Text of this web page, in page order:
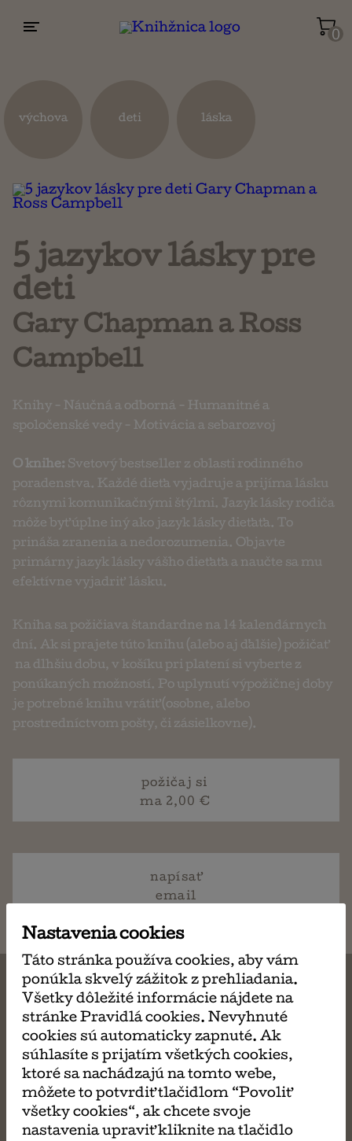
0
Náboženstvo a ezoterika
výchova deti láska
5 jazykov lásky pre
deti
Gary Chapman a Ross
Campbell
Knihy - Náučná a odborná - Humanitné a
spoločenské vedy - Motivácia a sebarozvoj
O knihe: Svetový bestseller z oblasti rodinného
poradenstva. Každé dieťa vyjadruje a prijíma lásku
rôznymi komunikačnými štýlmi. Jazyk lásky rodiča
môže byť úplne iný ako jazyk lásky dieťaťa. To
prináša zranenia a nedorozumenia. Objavte
primárny jazyk lásky vášho dieťaťa a naučte sa mu
efektívne vyjadriť lásku.
Kniha sa požičiava štandardne na 14 kalendárnych
dní. Ak si prajete túto knihu (alebo aj ďalšie) požičať
na dlhšiu dobu, v košíku pri platení si vyberte z
ponúkaných možností. Po uplynutí výpožičnej doby
je potrebné knihu vrátiť (osobne, alebo
prostredníctvom pošty, či zásielkovne).
požičaj si
ma 2,00 €
napísať
email
MÔŽE SA VÁM TIEŽ
PÁČIŤ
Nastavenia cookies
Táto stránka používa cookies, aby vám
ponúkla skvelý zážitok z prehliadania.
Všetky dôležité informácie nájdete na
stránke Pravidlá cookies. Nevyhnuté
cookies sú automaticky zapnuté. Ak
súhlasíte s prijatím všetkých cookies,
ktoré sa nachádzajú na tomto webe,
môžete to potvrdiť tlačidlom “Povoliť
všetky cookies“, ak chcete svoje
nastavenia upraviť kliknite na tlačidlo